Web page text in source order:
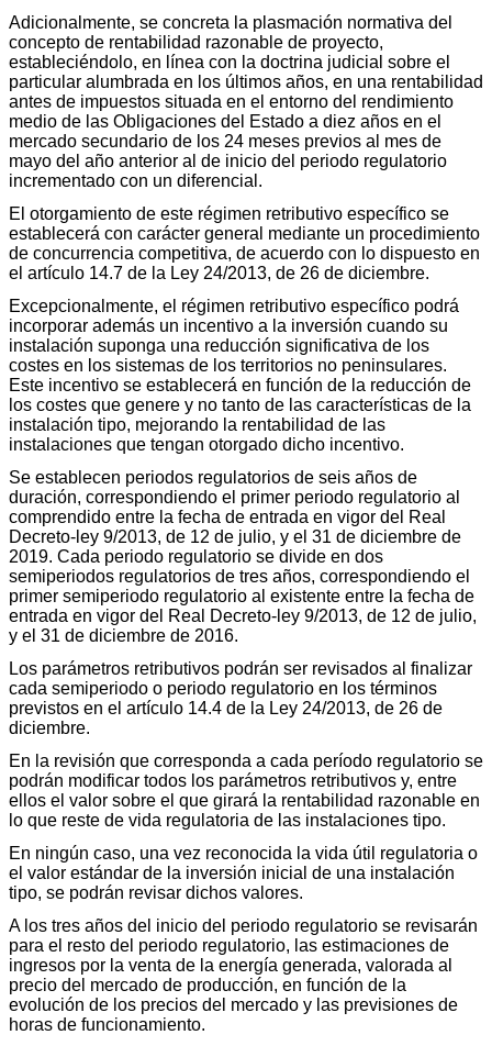
Adicionalmente, se concreta la plasmación normativa del
concepto de rentabilidad razonable de proyecto,
estableciéndolo, en línea con la doctrina judicial sobre el
particular alumbrada en los últimos años, en una rentabilidad
antes de impuestos situada en el entorno del rendimiento
medio de las Obligaciones del Estado a diez años en el
mercado secundario de los 24 meses previos al mes de
mayo del año anterior al de inicio del periodo regulatorio
incrementado con un diferencial.
El otorgamiento de este régimen retributivo específico se
establecerá con carácter general mediante un procedimiento
de concurrencia competitiva, de acuerdo con lo dispuesto en
el artículo 14.7 de la Ley 24/2013, de 26 de diciembre.
Excepcionalmente, el régimen retributivo específico podrá
incorporar además un incentivo a la inversión cuando su
instalación suponga una reducción significativa de los
costes en los sistemas de los territorios no peninsulares.
Este incentivo se establecerá en función de la reducción de
los costes que genere y no tanto de las características de la
instalación tipo, mejorando la rentabilidad de las
instalaciones que tengan otorgado dicho incentivo.
Se establecen periodos regulatorios de seis años de
duración, correspondiendo el primer periodo regulatorio al
comprendido entre la fecha de entrada en vigor del Real
Decreto-ley 9/2013, de 12 de julio, y el 31 de diciembre de
2019. Cada periodo regulatorio se divide en dos
semiperiodos regulatorios de tres años, correspondiendo el
primer semiperiodo regulatorio al existente entre la fecha de
entrada en vigor del Real Decreto-ley 9/2013, de 12 de julio,
y el 31 de diciembre de 2016.
Los parámetros retributivos podrán ser revisados al finalizar
cada semiperiodo o periodo regulatorio en los términos
previstos en el artículo 14.4 de la Ley 24/2013, de 26 de
diciembre.
En la revisión que corresponda a cada período regulatorio se
podrán modificar todos los parámetros retributivos y, entre
ellos el valor sobre el que girará la rentabilidad razonable en
lo que reste de vida regulatoria de las instalaciones tipo.
En ningún caso, una vez reconocida la vida útil regulatoria o
el valor estándar de la inversión inicial de una instalación
tipo, se podrán revisar dichos valores.
A los tres años del inicio del periodo regulatorio se revisarán
para el resto del periodo regulatorio, las estimaciones de
ingresos por la venta de la energía generada, valorada al
precio del mercado de producción, en función de la
evolución de los precios del mercado y las previsiones de
horas de funcionamiento.